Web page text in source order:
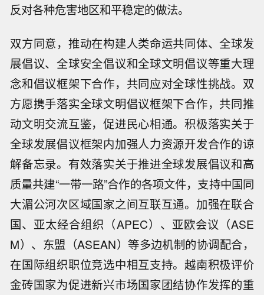
反对各种危害地区和平稳定的做法。
双方同意，推动在构建人类命运共同体、全球发
展倡议、全球安全倡议和全球文明倡议等重大理
念和倡议框架下合作，共同应对全球性挑战。双
方愿携手落实全球文明倡议框架下合作，共同推
动文明交流互鉴，促进民心相通。积极落实关于
全球发展倡议框架内加强人力资源开发合作的谅
解备忘录。有效落实关于推进全球发展倡议和高
质量共建“一带一路”合作的各项文件，支持中国同
大湄公河次区域国家之间互联互通。加强在联合
国、亚太经合组织（APEC）、亚欧会议（ASE
M）、东盟（ASEAN）等多边机制的协调配合，
在国际组织职位竞选中相互支持。越南积极评价
金砖国家为促进新兴市场国家团结协作发挥的重